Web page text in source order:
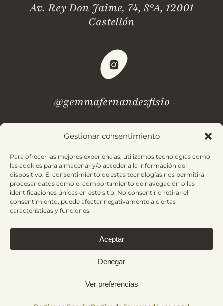
Gestionar consentimiento
Para ofrecer las mejores experiencias, utilizamos tecnologías como
las cookies para almacenar y/o acceder a la información del
dispositivo. El consentimiento de estas tecnologías nos permitirá
procesar datos como el comportamiento de navegación o las
identificaciones únicas en este sitio. No consentir o retirar el
consentimiento, puede afectar negativamente a ciertas
características y funciones.
Aceptar
Denegar
Ver preferencias
Av. Rey Don Jaime, 74, 8ºA, 12001
Castellón
@gemmafernandezfisio
Aviso Legal
Política de Privacidad
Condiciones de Contratación
Política de Cookies
© 2025 Gemma Fernández. Todos los derechos reservados |
Made with
byBluefish